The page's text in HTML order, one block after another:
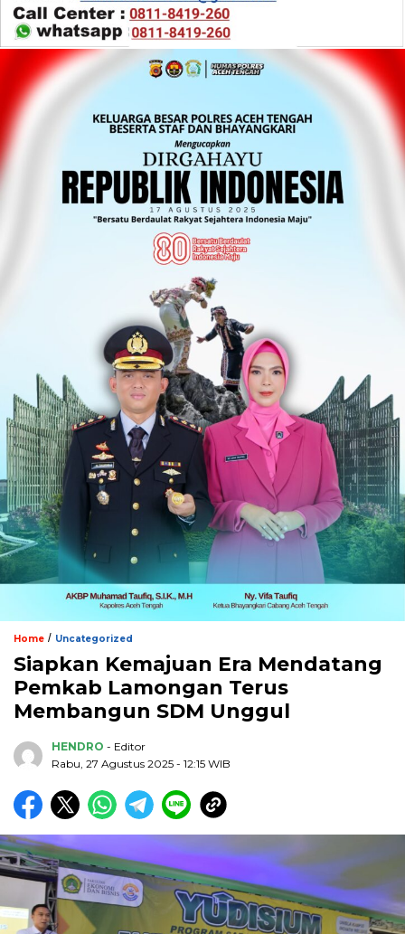
Home / Uncategorized
Siapkan Kemajuan Era Mendatang
Pemkab Lamongan Terus
Membangun SDM Unggul
HENDRO - Editor
Rabu, 27 Agustus 2025 - 12:15 WIB